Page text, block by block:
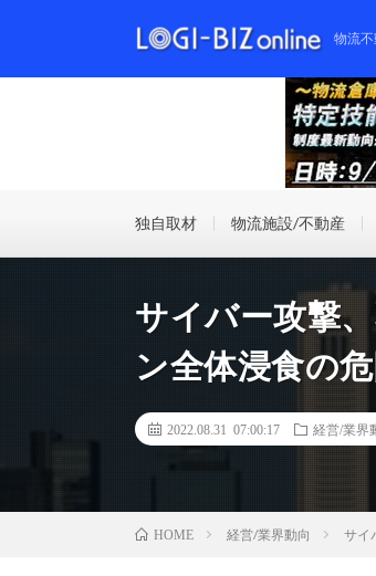
物流
独自取材 物流施設/不動産
サイバー攻撃
ン全体浸食の
2022.08.31 07:00:17 経営/業界
HOME 経営/業界動向 サイ